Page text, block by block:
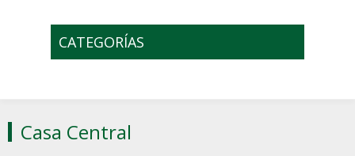
CATEGORÍAS
Casa Central